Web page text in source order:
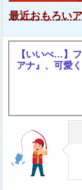
最近おもろい
【いいべ…】
アナ』、可愛